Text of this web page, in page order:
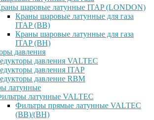
шаровые латунные ITAP (LONDON)
Краны шаровые латунные для газа
ITAP (ВВ)
Краны шаровые латунные для газа
ITAP (ВН)
давления
давления VALTEC
давления ITAP
давление RBM
латунные
латунные VALTEC
Фильтры прямые латунные VALTEC
(ВВ)/(ВН)